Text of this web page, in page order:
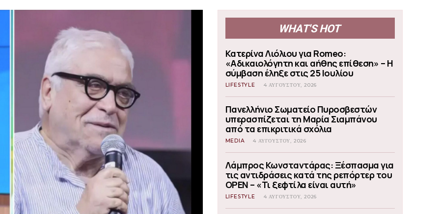
WHAT'S HOT
Κατερίνα Λιόλιου για Romeo:
«Αδικαιολόγητη και αήθης επίθεση» – Η
σύμβαση έληξε στις 25 Ιουλίου
LIFESTYLE 4 ΑΥΓΟΎΣΤΟΥ, 2026
Πανελλήνιο Σωματείο Πυροσβεστών
υπερασπίζεται τη Μαρία Σιαμπάνου
από τα επικριτικά σχόλια
MEDIA 4 ΑΥΓΟΎΣΤΟΥ, 2026
Λάμπρος Κωνσταντάρας: Ξέσπασμα για
τις αντιδράσεις κατά της ρεπόρτερ του
OPEN – «Τι ξεφτίλα είναι αυτή»
LIFESTYLE 4 ΑΥΓΟΎΣΤΟΥ, 2026